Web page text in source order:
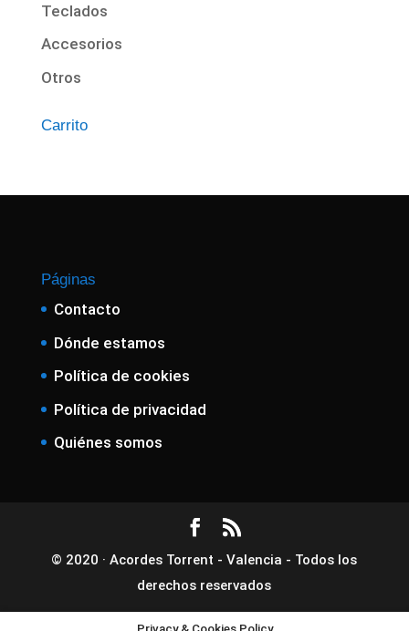
Teclados
Accesorios
Otros
Carrito
Páginas
Contacto
Dónde estamos
Política de cookies
Política de privacidad
Quiénes somos
© 2020 · Acordes Torrent - Valencia - Todos los
derechos reservados
Privacy & Cookies Policy